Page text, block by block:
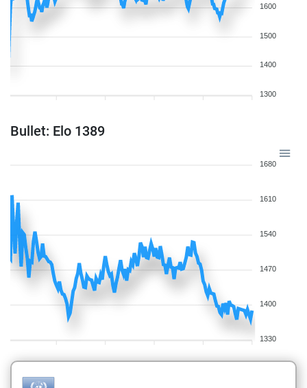
1600
1500
1400
1300
Bullet: Elo 1389
1680
1610
1540
1470
1400
1330